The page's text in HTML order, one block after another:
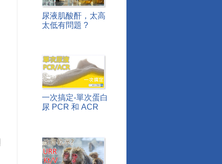
尿液肌酸酐，太高
太低有問題 ?
一次搞定-單次蛋白
尿 PCR 和 ACR